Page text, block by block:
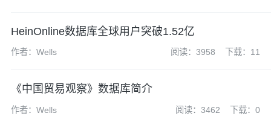
HeinOnline数据库全球用户突破1.52亿
作者：Wells 阅读：3958 下载：11
《中国贸易观察》数据库简介
作者：Wells 阅读：3462 下载：0